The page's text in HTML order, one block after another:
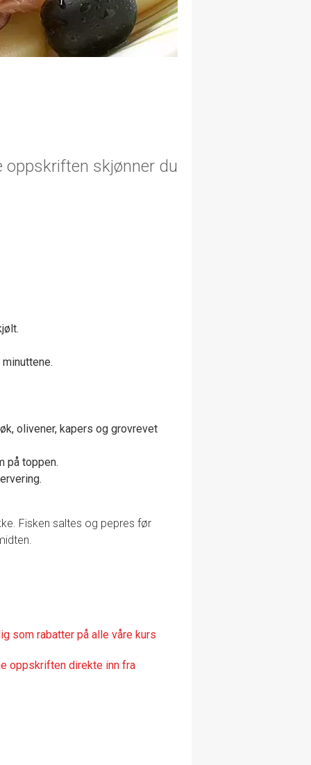
oppskriften skjønner du
olivener, kapers og grovrevet
på toppen.
Fisken saltes og pepres før
som rabatter på alle våre kurs
oppskriften direkte inn fra